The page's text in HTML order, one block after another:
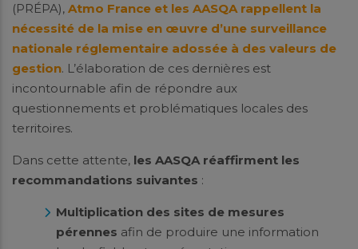
(PRÉPA), Atmo France et les AASQA rappellent la
nécessité de la mise en œuvre d’une surveillance
nationale réglementaire adossée à des valeurs de
gestion. L’élaboration de ces dernières est
incontournable afin de répondre aux
questionnements et problématiques locales des
territoires.
Dans cette attente, les AASQA réaffirment les
recommandations suivantes :
Multiplication des sites de mesures
pérennes afin de produire une information